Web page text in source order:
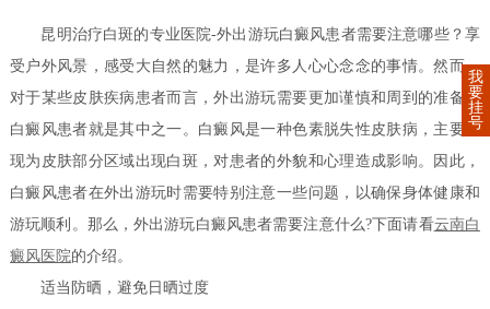
昆明治疗白斑的专业医院-外出游玩白癜风患者需要注意哪些？享
受户外风景，感受大自然的魅力，是许多人心心念念的事情。然而，
对于某些皮肤疾病患者而言，外出游玩需要更加谨慎和周到的准备。
白癜风患者就是其中之一。白癜风是一种色素脱失性皮肤病，主要表
现为皮肤部分区域出现白斑，对患者的外貌和心理造成影响。因此，
白癜风患者在外出游玩时需要特别注意一些问题，以确保身体健康和
游玩顺利。那么，外出游玩白癜风患者需要注意什么?下面请看云南白
癜风医院的介绍。
适当防晒，避免日晒过度
我
要
挂
号